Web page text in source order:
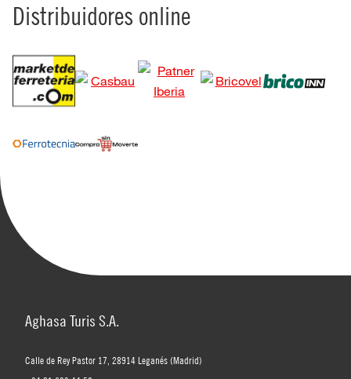
Distribuidores online
Aghasa Turis S.A.
Calle de Rey Pastor 17, 28914 Leganés (Madrid)